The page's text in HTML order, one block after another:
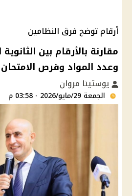
أرقام توضح فرق النظامين
مقارنة بالأرقام بين الثانوية
وعدد المواد وفرص
يوستينا مروان
الجمعة 29/مايو/2026 - 03:58 م